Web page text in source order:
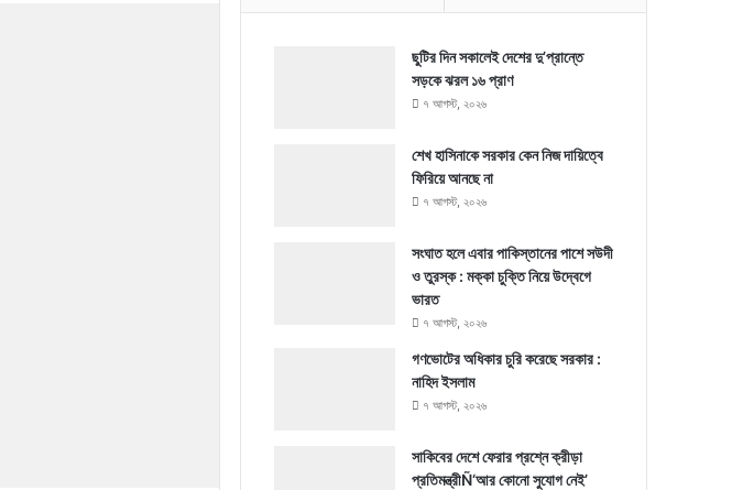
ছুটির দিন সকালেই দেশের দু’প্রান্তে
সড়কে ঝরল ১৬ প্রাণ
৭ আগস্ট, ২০২৬
শেখ হাসিনাকে সরকার কেন নিজ দায়িত্বে
ফিরিয়ে আনছে না
৭ আগস্ট, ২০২৬
সংঘাত হলে এবার পাকিস্তানের পাশে সউদী
ও তুরস্ক : মক্কা চুক্তি নিয়ে উদ্বেগে
ভারত
৭ আগস্ট, ২০২৬
গণভোটের অধিকার চুরি করেছে সরকার :
নাহিদ ইসলাম
৭ আগস্ট, ২০২৬
সাকিবের দেশে ফেরার প্রশ্নে ক্রীড়া
প্রতিমন্ত্রীÑ‘আর কোনো সুযোগ নেই’